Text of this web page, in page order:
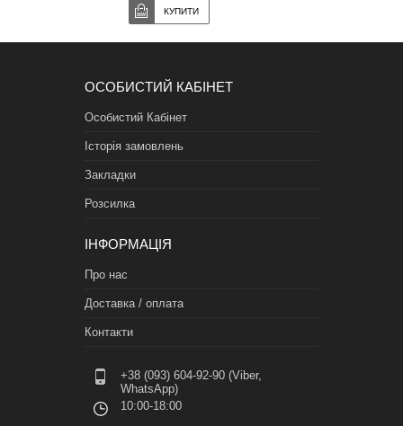
ОСОБИСТИЙ КАБІНЕТ
Особистий Кабінет
Історія замовлень
Закладки
Розсилка
ІНФОРМАЦІЯ
Про нас
Доставка / оплата
Контакти
+38 (093) 604-92-90 (Viber,
WhatsApp)
10:00-18:00